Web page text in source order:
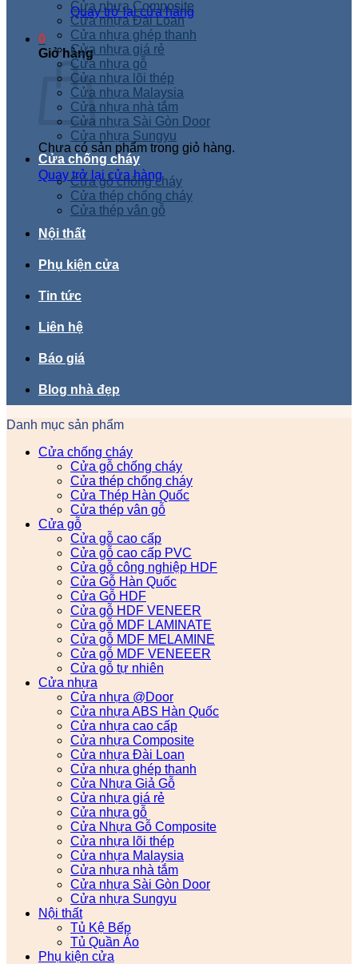
Quay trở lại cửa hàng
0
Giỏ hàng
Chưa có sản phẩm trong giỏ hàng.
Quay trở lại cửa hàng
Cửa nhựa Composite
Cửa nhựa Đài Loan
Cửa nhựa ghép thanh
Cửa nhựa giá rẻ
Cửa nhựa gỗ
Cửa nhựa lõi thép
Cửa nhựa Malaysia
Cửa nhựa nhà tắm
Cửa nhựa Sài Gòn Door
Cửa nhựa Sungyu
Cửa chống cháy
Cửa gỗ chống cháy
Cửa thép chống cháy
Cửa thép vân gỗ
Nội thất
Phụ kiện cửa
Tin tức
Liên hệ
Báo giá
Blog nhà đẹp
Danh mục sản phẩm
Cửa chống cháy
Cửa gỗ chống cháy
Cửa thép chống cháy
Cửa Thép Hàn Quốc
Cửa thép vân gỗ
Cửa gỗ
Cửa gỗ cao cấp
Cửa gỗ cao cấp PVC
Cửa gỗ công nghiệp HDF
Cửa Gỗ Hàn Quốc
Cửa Gỗ HDF
Cửa gỗ HDF VENEER
Cửa gỗ MDF LAMINATE
Cửa gỗ MDF MELAMINE
Cửa gỗ MDF VENEEER
Cửa gỗ tự nhiên
Cửa nhựa
Cửa nhựa @Door
Cửa nhựa ABS Hàn Quốc
Cửa nhựa cao cấp
Cửa nhựa Composite
Cửa nhựa Đài Loan
Cửa nhựa ghép thanh
Cửa Nhựa Giả Gỗ
Cửa nhựa giá rẻ
Cửa nhựa gỗ
Cửa Nhựa Gỗ Composite
Cửa nhựa lõi thép
Cửa nhựa Malaysia
Cửa nhựa nhà tắm
Cửa nhựa Sài Gòn Door
Cửa nhựa Sungyu
Nội thất
Tủ Kệ Bếp
Tủ Quần Áo
Phụ kiện cửa